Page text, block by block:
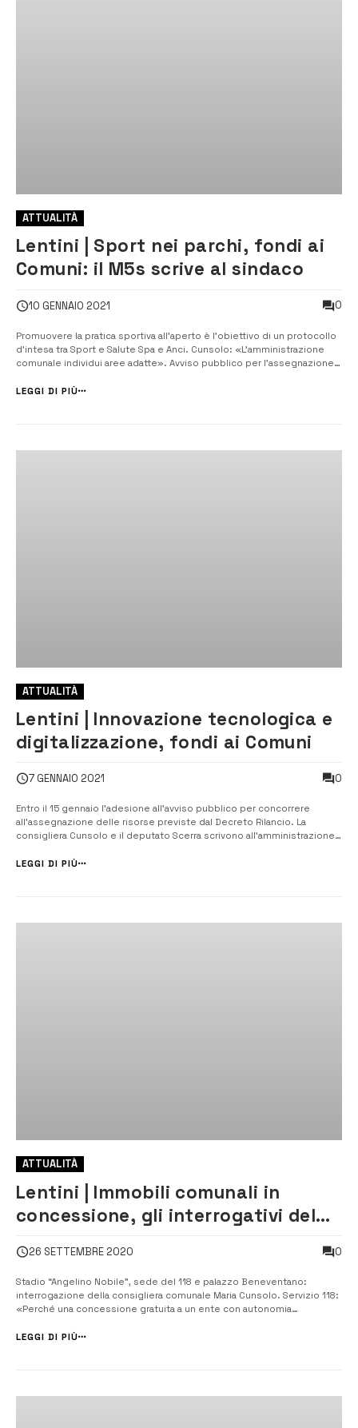
ATTUALITÀ
Lentini | Sport nei parchi, fondi ai
Comuni: il M5s scrive al sindaco
10 GENNAIO 2021 0
Promuovere la pratica sportiva all’aperto è l’obiettivo di un protocollo
d’intesa tra Sport e Salute Spa e Anci. Cunsolo: «L’amministrazione
comunale individui aree adatte». Avviso pubblico per l’assegnazione
modelli di pratica sportiva all’aperto e realizzare sinergie – ch...
LEGGI DI PIÙ
ATTUALITÀ
Lentini | Innovazione tecnologica e
digitalizzazione, fondi ai Comuni
7 GENNAIO 2021 0
Entro il 15 gennaio l’adesione all’avviso pubblico per concorrere
all’assegnazione delle risorse previste dal Decreto Rilancio. La
consigliera Cunsolo e il deputato Scerra scrivono all’amministrazione.
sistema Spid, portare a completamento il processo di migrazione
LEGGI DI PIÙ
ATTUALITÀ
Lentini | Immobili comunali in
concessione, gli interrogativi del
26 SETTEMBRE 2020 0
Stadio “Angelino Nobile”, sede del 118 e palazzo Beneventano:
interrogazione della consigliera comunale Maria Cunsolo. Servizio 118:
«Perché una concessione gratuita a un ente con autonomia
economico». [/] Le perplessità. La concessione in comodato d’uso
LEGGI DI PIÙ